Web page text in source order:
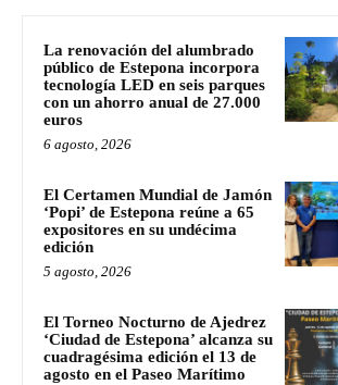
La renovación del alumbrado
público de Estepona incorpora
tecnología LED en seis parques
con un ahorro anual de 27.000
euros
6 agosto, 2026
El Certamen Mundial de Jamón
‘Popi’ de Estepona reúne a 65
expositores en su undécima
edición
5 agosto, 2026
El Torneo Nocturno de Ajedrez
‘Ciudad de Estepona’ alcanza su
cuadragésima edición el 13 de
agosto en el Paseo Marítimo